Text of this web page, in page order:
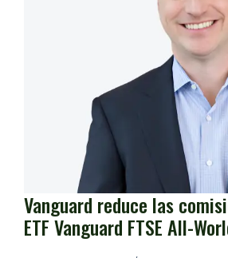
Vanguard reduce las
ETF Vanguard FTSE All-